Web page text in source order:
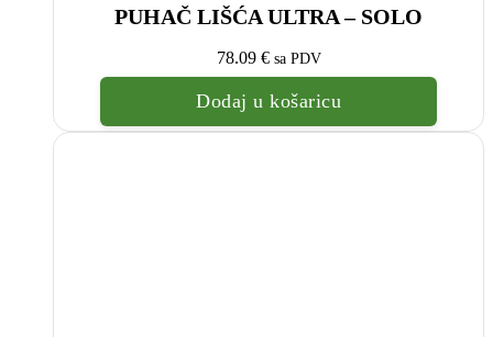
PUHAČ LIŠĆA ULTRA – SOLO
78.09 € sa PDV
Dodaj u košaricu